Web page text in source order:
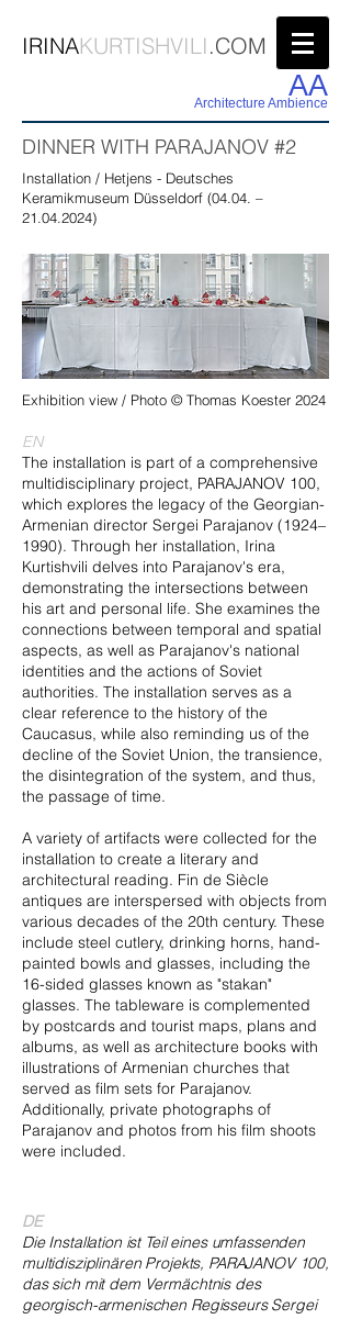
IRINAKURTISHVILI.COM
AA
Architecture Ambience
DINNER WITH PARAJANOV #2
Installation / Hetjens - Deutsches
Keramikmuseum Düsseldorf (04.04. –
21.04.2024)
Exhibition view / Photo © Thomas Koester 2024
EN
The installation is part of a comprehensive
multidisciplinary project, PARAJANOV 100,
which explores the legacy of the Georgian-
Armenian director Sergei Parajanov (1924–
1990). Through her installation, Irina
Kurtishvili delves into Parajanov's era,
demonstrating the intersections between
his art and personal life. She examines the
connections between temporal and spatial
aspects, as well as Parajanov's national
identities and the actions of Soviet
authorities. The installation serves as a
clear reference to the history of the
Caucasus, while also reminding us of the
decline of the Soviet Union, the transience,
the disintegration of the system, and thus,
the passage of time.
A variety of artifacts were collected for the
installation to create a literary and
architectural reading. Fin de Siècle
antiques are interspersed with objects from
various decades of the 20th century. These
include steel cutlery, drinking horns, hand-
painted bowls and glasses, including the
16-sided glasses known as "stakan"
glasses. The tableware is complemented
by postcards and tourist maps, plans and
albums, as well as architecture books with
illustrations of Armenian churches that
served as film sets for Parajanov.
Additionally, private photographs of
Parajanov and photos from his film shoots
were included.
DE
Die Installation ist Teil eines umfassenden
multidisziplinären Projekts, PARAJANOV 100,
das sich mit dem Vermächtnis des
georgisch-armenischen Regisseurs Sergei